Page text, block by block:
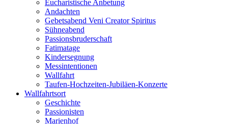
Eucharistische Anbetung
Andachten
Gebetsabend Veni Creator Spiritus
Sühneabend
Passionsbruderschaft
Fatimatage
Kindersegnung
Messintentionen
Wallfahrt
Taufen-Hochzeiten-Jubiläen-Konzerte
Wallfahrtsort
Geschichte
Passionisten
Marienhof